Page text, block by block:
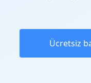
Ücretsiz